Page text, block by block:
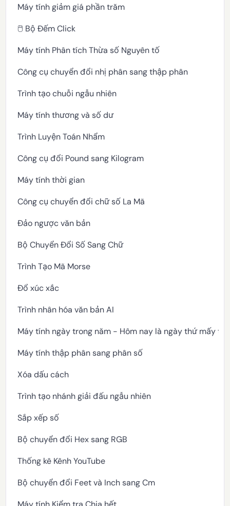
Máy tính giảm giá phần trăm
🖱️ Bộ Đếm Click
Máy tính Phân tích Thừa số Nguyên tố
Công cụ chuyển đổi nhị phân sang thập phân
Trình tạo chuỗi ngẫu nhiên
Máy tính thương và số dư
Trình Luyện Toán Nhẩm
Công cụ đổi Pound sang Kilogram
Máy tính thời gian
Công cụ chuyển đổi chữ số La Mã
Đảo ngược văn bản
Bộ Chuyển Đổi Số Sang Chữ
Trình Tạo Mã Morse
Đổ xúc xắc
Trình nhân hóa văn bản AI
Máy tính ngày trong năm - Hôm nay là ngày thứ mấy
Máy tính thập phân sang phân số
Xóa dấu cách
Trình tạo nhánh giải đấu ngẫu nhiên
Sắp xếp số
Bộ chuyển đổi Hex sang RGB
Thống kê Kênh YouTube
Bộ chuyển đổi Feet và Inch sang Cm